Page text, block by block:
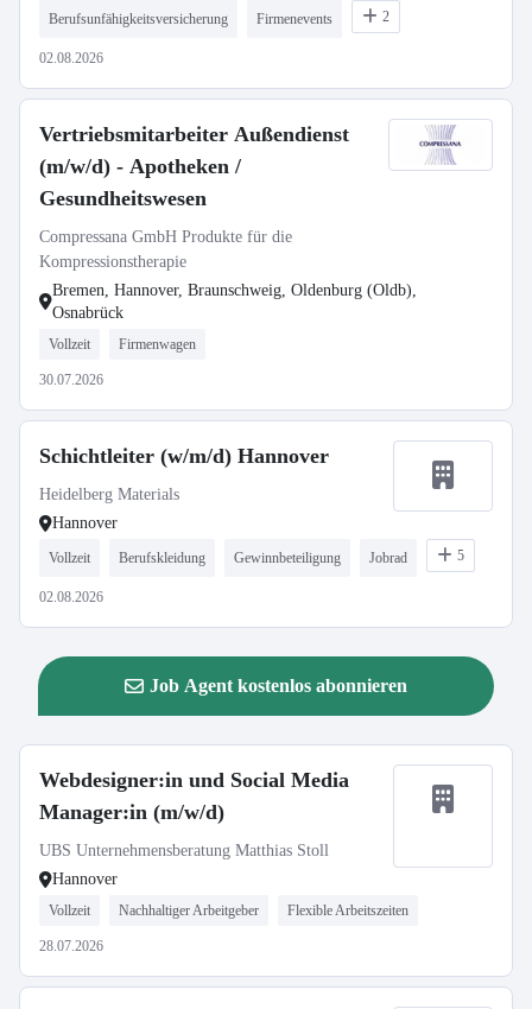
Berufsunfähigkeitsversicherung Firmenevents 2
02.08.2026
Vertriebsmitarbeiter Außendienst
(m/w/d) - Apotheken /
Gesundheitswesen
Compressana GmbH Produkte für die
Kompressionstherapie
Bremen, Hannover, Braunschweig, Oldenburg (Oldb),
Osnabrück
Vollzeit Firmenwagen
30.07.2026
Schichtleiter (w/m/d) Hannover
Heidelberg Materials
Hannover
Vollzeit Berufskleidung Gewinnbeteiligung Jobrad 5
02.08.2026
Job Agent kostenlos abonnieren
Webdesigner:in und Social Media
Manager:in (m/w/d)
UBS Unternehmensberatung Matthias Stoll
Hannover
Vollzeit Nachhaltiger Arbeitgeber Flexible Arbeitszeiten
28.07.2026